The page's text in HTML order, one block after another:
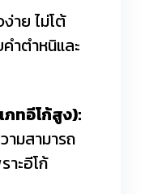
ง่าย ไม่โต้
ำตำหนิและ
ภทอีโก้สูง):
ามสามารถ
าะอีโก้